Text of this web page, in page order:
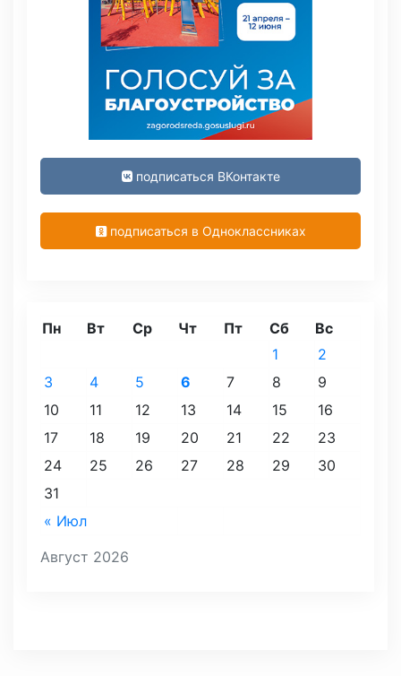
подписаться ВКонтакте
подписаться в Одноклассниках
Август 2026
Пн Вт Ср Чт Пт Сб Вс
« Июл
1
2
3
4 5 6 7 8
9
10
11 12 13 14 15
16
17
18 19 20 21 22
23
24
25 26 27 28 29
30
31